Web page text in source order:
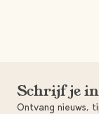
Schrijf je
Ontvang nieuws,